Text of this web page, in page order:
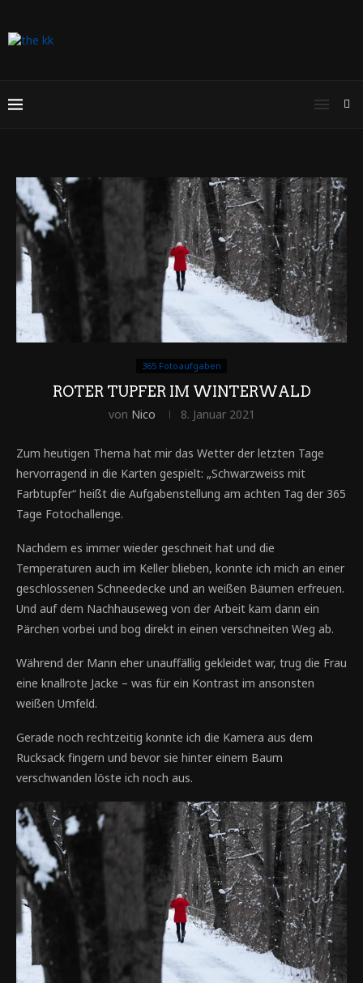
365 Fotoaufgaben
ROTER TUPFER IM WINTERWALD
von Nico 8. Januar 2021
Zum heutigen Thema hat mir das Wetter der letzten Tage
hervorragend in die Karten gespielt: „Schwarzweiss mit
Farbtupfer“ heißt die Aufgabenstellung am achten Tag der 365
Tage Fotochallenge.
Nachdem es immer wieder geschneit hat und die
Temperaturen auch im Keller blieben, konnte ich mich an einer
geschlossenen Schneedecke und an weißen Bäumen erfreuen.
Und auf dem Nachhauseweg von der Arbeit kam dann ein
Pärchen vorbei und bog direkt in einen verschneiten Weg ab.
Während der Mann eher unauffällig gekleidet war, trug die Frau
eine knallrote Jacke – was für ein Kontrast im ansonsten
weißen Umfeld.
Gerade noch rechtzeitig konnte ich die Kamera aus dem
Rucksack fingern und bevor sie hinter einem Baum
verschwanden löste ich noch aus.